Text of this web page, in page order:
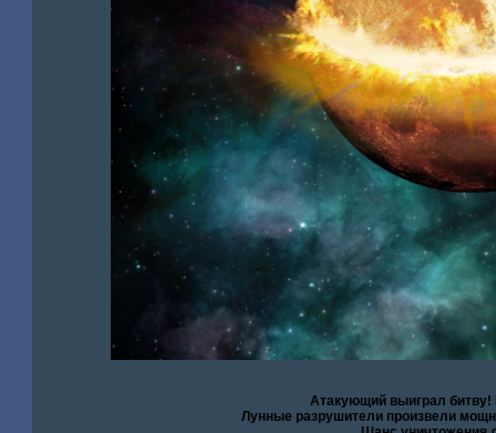
Атакующий выиграл
Лунные разрушители произвели